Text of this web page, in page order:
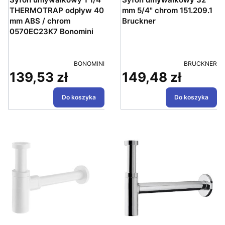
THERMOTRAP odpływ 40
mm ABS / chrom
0570EC23K7 Bonomini
PRODUCENT
BONOMINI
Cena
139,53 zł
Do koszyka
mm 5/4" chrom 151.209.1
Bruckner
PRODUCENT
BRUCKNER
Cena
149,48 zł
Do koszyka